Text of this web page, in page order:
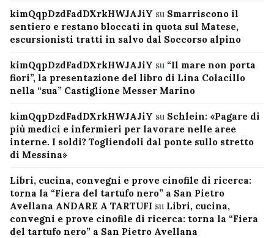
kimQqpDzdFadDXrkHWJAJiY su Smarriscono il
sentiero e restano bloccati in quota sul Matese,
escursionisti tratti in salvo dal Soccorso alpino
kimQqpDzdFadDXrkHWJAJiY su “Il mare non porta
fiori”, la presentazione del libro di Lina Colacillo
nella “sua” Castiglione Messer Marino
kimQqpDzdFadDXrkHWJAJiY su Schlein: «Pagare di
più medici e infermieri per lavorare nelle aree
interne. I soldi? Togliendoli dal ponte sullo stretto
di Messina»
Libri, cucina, convegni e prove cinofile di ricerca:
torna la “Fiera del tartufo nero” a San Pietro
Avellana ANDARE A TARTUFI su Libri, cucina,
convegni e prove cinofile di ricerca: torna la “Fiera
del tartufo nero” a San Pietro Avellana